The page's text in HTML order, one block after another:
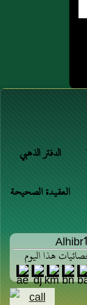
الدفتر الذهبي
العقيدة الصحيحة
هذا اليوم